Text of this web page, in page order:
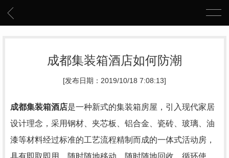
成都集装箱酒店如何防潮
[发布日期：2019/10/18 7:08:13]
成都集装箱酒店是一种新式的集装箱房屋，引入现代家居
设计理念，采用钢材、夹芯板、铝合金、瓷砖、玻璃、油
漆等材料经过标准的工艺流程精制而成的一体式活动房，
具有即取即用、随时随地移动、随时随地回收、循环使